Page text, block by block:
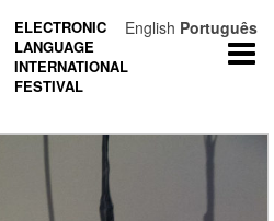
ELECTRONIC
LANGUAGE
INTERNATIONAL
FESTIVAL
English Português